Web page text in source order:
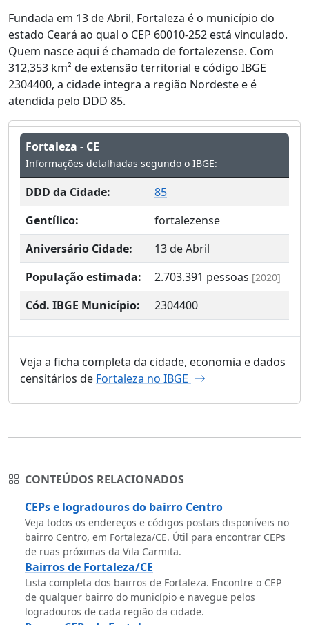
Fundada em 13 de Abril, Fortaleza é o município do
estado Ceará ao qual o CEP 60010-252 está vinculado.
Quem nasce aqui é chamado de fortalezense. Com
312,353 km² de extensão territorial e código IBGE
2304400, a cidade integra a região Nordeste e é
atendida pelo DDD 85.
Fortaleza - CE
Informações detalhadas segundo o IBGE:
DDD da Cidade:
85
Gentílico:
fortalezense
Aniversário Cidade:
13 de Abril
População estimada:
2.703.391 pessoas [2020]
Cód. IBGE Município: 2304400
Veja a ficha completa da cidade, economia e dados
censitários de Fortaleza no IBGE
CONTEÚDOS RELACIONADOS
CEPs e logradouros do bairro Centro
Veja todos os endereços e códigos postais disponíveis no
bairro Centro, em Fortaleza/CE. Útil para encontrar CEPs
de ruas próximas da Vila Carmita.
Bairros de Fortaleza/CE
Lista completa dos bairros de Fortaleza. Encontre o CEP
de qualquer bairro do município e navegue pelos
logradouros de cada região da cidade.